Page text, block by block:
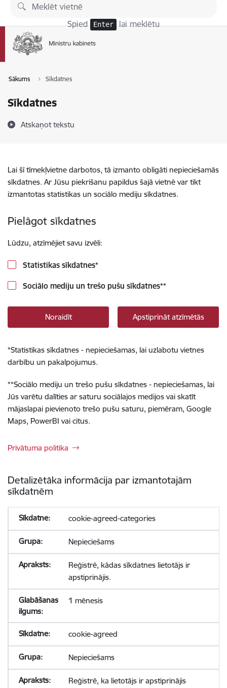
Pāriet uz lapas saturu
Spied Enter lai meklētu
Sākums Sīkdatnes
Sīkdatnes
Atskaņot tekstu
Lai šī tīmekļvietne darbotos, tā izmanto obligāti nepieciešamās
sīkdatnes. Ar Jūsu piekrišanu papildus šajā vietnē var tikt
izmantotas statistikas un sociālo mediju sīkdatnes.
Pielāgot sīkdatnes
Lūdzu, atzīmējiet savu izvēli:
Statistikas sīkdatnes*
Sociālo mediju un trešo pušu sīkdatnes**
Noraidīt Apstiprināt atzīmētās
*Statistikas sīkdatnes - nepieciešamas, lai uzlabotu vietnes
darbību un pakalpojumus.
**Sociālo mediju un trešo pušu sīkdatnes - nepieciešamas, lai
Jūs varētu dalīties ar saturu sociālajos medijos vai skatīt
mājaslapai pievienoto trešo pušu saturu, piemēram, Google
Maps, PowerBI vai citus.
Privātuma politika
Detalizētāka informācija par izmantotajām
sīkdatnēm
cookie-agreed-categories
Nepieciešams
Reģistrē, kādas sīkdatnes lietotājs ir
apstiprinājis.
1 mēnesis
cookie-agreed
Nepieciešams
Reģistrē, ka lietotājs ir apstiprinājis